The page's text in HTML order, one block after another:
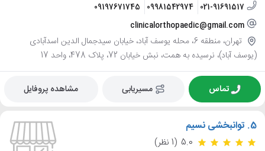
021-91691517
09981542974
09197671745
clinicalorthopaedic@gmail.com
تهران، منطقه 6، محله یوسف آباد، خیابان سیدجمال الدین اسدآبادی
(یوسف آباد)، نرسیده به همت، نبش خیابان 72، پلاک 478، واحد 17
تماس مسیریابی مشاهده پروفایل
5. توانبخشی نسیم
5.0 (1 نظر)